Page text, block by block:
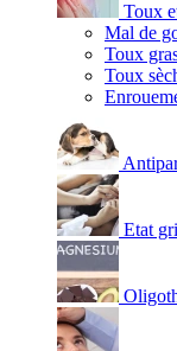
Toux
Mal de
Toux
Toux
Etat